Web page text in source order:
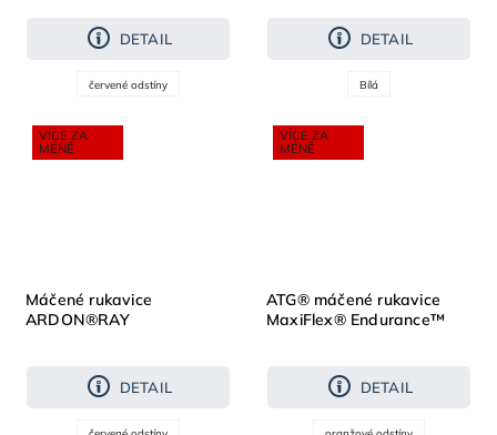
DETAIL
červené odstíny
DETAIL
Bílá
VÍCE ZA
MÉNĚ
Máčené rukavice
ARDON®RAY
DETAIL
VÍCE ZA
MÉNĚ
ATG® máčené rukavice
MaxiFlex® Endurance™
DETAIL